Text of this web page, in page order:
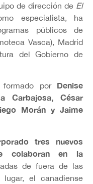
de dirección de El
especialista, ha
públicos de
Vasca), Madrid
del Gobierno de
por Denise
Carbajosa, César
Morán y Jaime
tres nuevos
colaboran en la
de fuera de las
lugar, el canadiense